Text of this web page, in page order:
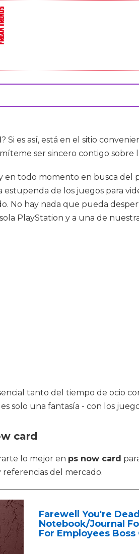
? Si es así, está en el sitio
ser sincero contigo sobre
todo momento en busca del
estupenda de los juegos para
hay nada que pueda
PlayStation y a una de
tanto del tiempo de ocio
solo una fantasía - con los
card
lo mejor en ps now card
del mercado.
Farewell You're
Notebook/Journal
For Employees